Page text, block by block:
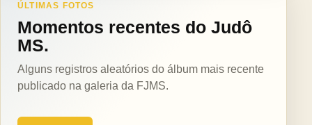
ÚLTIMAS FOTOS
Momentos recentes do Judô
MS.
Alguns registros aleatórios do álbum mais recente
publicado na galeria da FJMS.